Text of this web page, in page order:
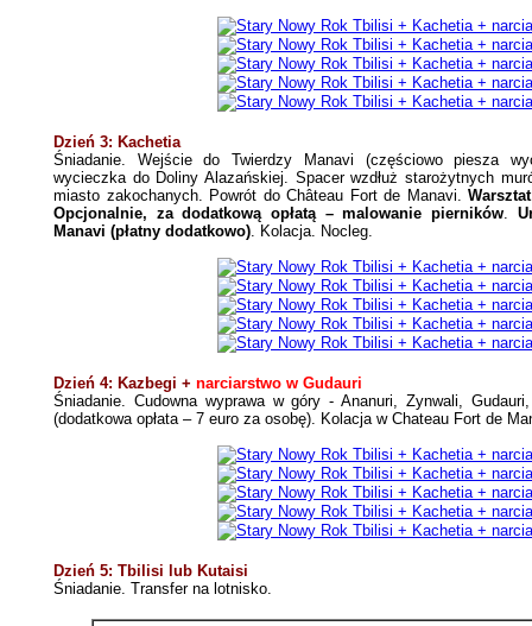
Dzień 3: Kachetia
Śniadanie. Wejście do Twierdzy Manavi (częściowo piesza
wycieczka do Doliny Alazańskiej. Spacer wzdłuż starożytnych
miasto zakochanych. Powrót do Château Fort de Manavi.
Opcjonalnie, za dodatkową opłatą – malowanie pierników.
Manavi (płatny dodatkowo). Kolacja. Nocleg.
Dzień 4: Kazbegi + narciarstwo w Gudauri
Śniadanie. Cudowna wyprawa w góry - Ananuri, Zynwali,
(dodatkowa opłata – 7 euro za osobę). Kolacja w Chateau Fort de
Dzień 5: Tbilisi lub Kutaisi
Śniadanie. Transfer na lotnisko.